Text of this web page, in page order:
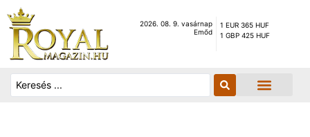
2026. 08. 9. vasárnap
Emőd
1 EUR 365 HUF
1 GBP 425 HUF